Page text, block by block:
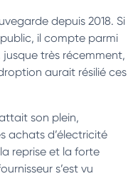
depuis 2018. Si
il compte parmi
jusque très récemment,
aurait résilié ces
son plein,
achats d’électricité
reprise et la forte
s’est vu